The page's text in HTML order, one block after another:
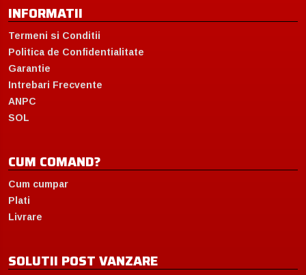
INFORMATII
Termeni si Conditii
Politica de Confidentialitate
Garantie
Intrebari Frecvente
ANPC
SOL
CUM COMAND?
Cum cumpar
Plati
Livrare
SOLUTII POST VANZARE